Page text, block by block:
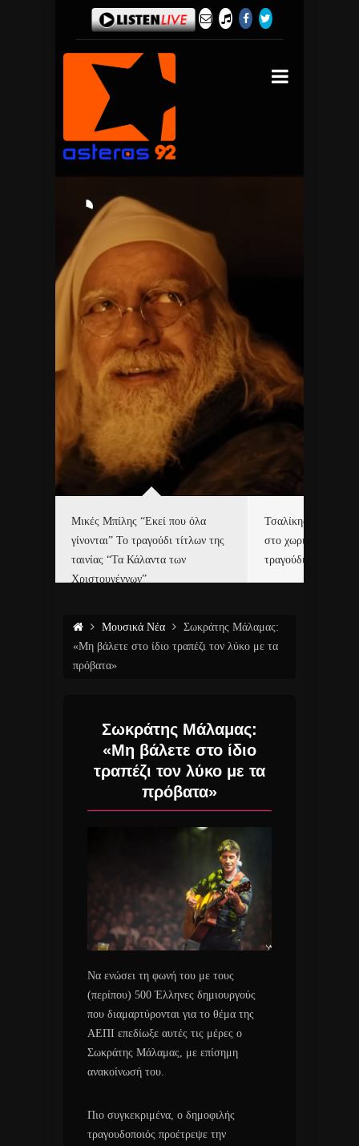
Μικές Μπίλης “Εκεί που όλα
γίνονται” Το τραγούδι τίτλων της
ταινίας “Τα Κάλαντα των
Χριστουγέννων”
Τσαλίκης,
στο χωριό του Άι
τραγούδι και video
Μουσικά Νέα
Σωκράτης Μάλαμας:
«Μη βάλετε στο ίδιο τραπέζι τον λύκο με τα
πρόβατα»
Σωκράτης Μάλαμας:
«Μη βάλετε στο ίδιο
τραπέζι τον λύκο με τα
πρόβατα»
Να ενώσει τη φωνή του με τους
(περίπου) 500 Έλληνες δημιουργούς
που διαμαρτύρονται για το θέμα της
ΑΕΠΙ επεδίωξε αυτές τις μέρες ο
Σωκράτης Μάλαμας, με επίσημη
ανακοίνωσή του.
Πιο συγκεκριμένα, ο δημοφιλής
τραγουδοποιός προέτρεψε την